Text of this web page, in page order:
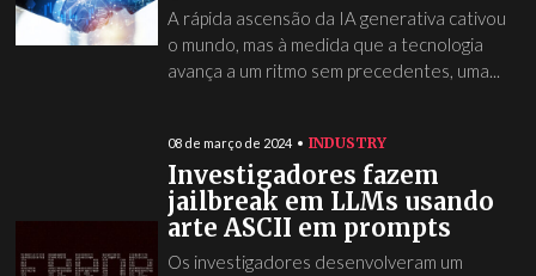
A rápida ascensão da IA generativa cativou
o mundo, mas à medida que a tecnologia
avança a um ritmo sem precedentes, uma...
08 de março de 2024 INDUSTRY
Investigadores fazem
jailbreak em LLMs usando
arte ASCII em prompts
Os investigadores desenvolveram um